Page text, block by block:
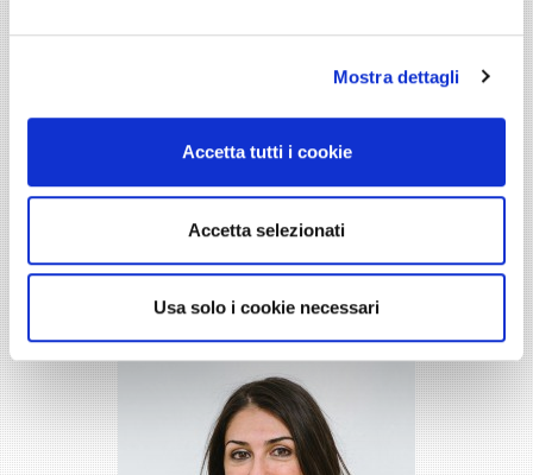
Mostra dettagli
Accetta tutti i cookie
Accetta selezionati
Usa solo i cookie necessari
Dr. Edoardo Scarabelli